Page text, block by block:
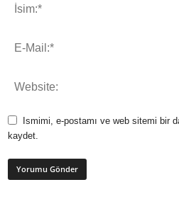
Ismimi, e-postamı ve web sitemi bir
kaydet.